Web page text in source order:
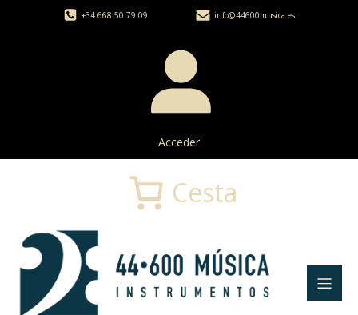
+34 668 50 79 09 info@44600musica.es
Acceder
Cesta